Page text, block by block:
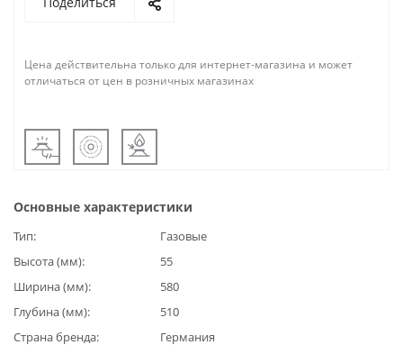
Цена действительна только для интернет-магазина и может
отличаться от цен в розничных магазинах
Основные характеристики
Тип
Газовые
Высота (мм)
55
Ширина (мм)
580
Глубина (мм)
510
Страна бренда
Германия